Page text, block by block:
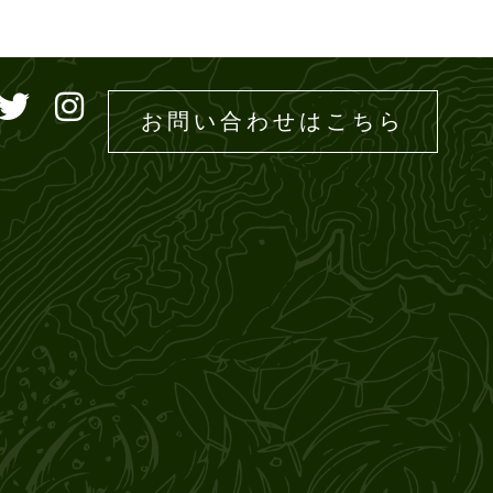
ズ お問い合わせはこちら